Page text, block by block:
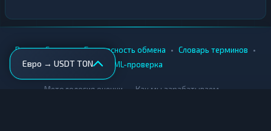
Евро → USDT TON
Вики • Города • Безопасность обмена • Словарь терминов •
AML-проверка
Методология оценки Как мы зарабатываем